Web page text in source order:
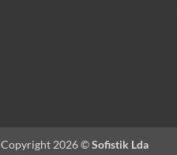
Copyright 2026 ©Sofistik Lda